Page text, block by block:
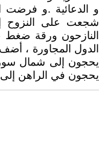
و الدعائية .و فرضت
شجعت على النزوح
النازحون ورقة ضغط
الدول المجاورة ، أضف
يحجون إلى شمال
يحجون في الراهن